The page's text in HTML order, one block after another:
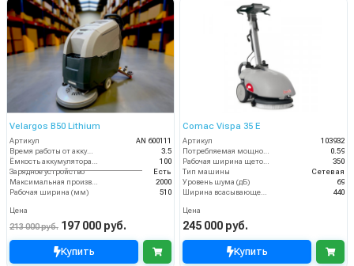
Velargos B50 Lithium
Артикул
AN 600111
Время работы от аккумуляторов (ч)
3.5
100
Зарядное устройство
Есть
2000
Рабочая ширина (мм)
510
Цена
213 000 руб. 197 000 руб.
Купить
Comac Vispa 35 Е
Артикул
103932
0.59
350
Тип машины
Сетевая
Уровень шума (дБ)
69
440
Цена
245 000 руб.
Купить